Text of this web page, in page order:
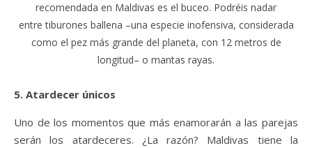
recomendada en Maldivas es el buceo. Podréis nadar
entre tiburones ballena –una especie inofensiva, considerada
como el pez más grande del planeta, con 12 metros de
longitud– o mantas rayas.
5. Atardecer únicos
Uno de los momentos que más enamorarán a las parejas
serán los atardeceres. ¿La razón? Maldivas tiene la